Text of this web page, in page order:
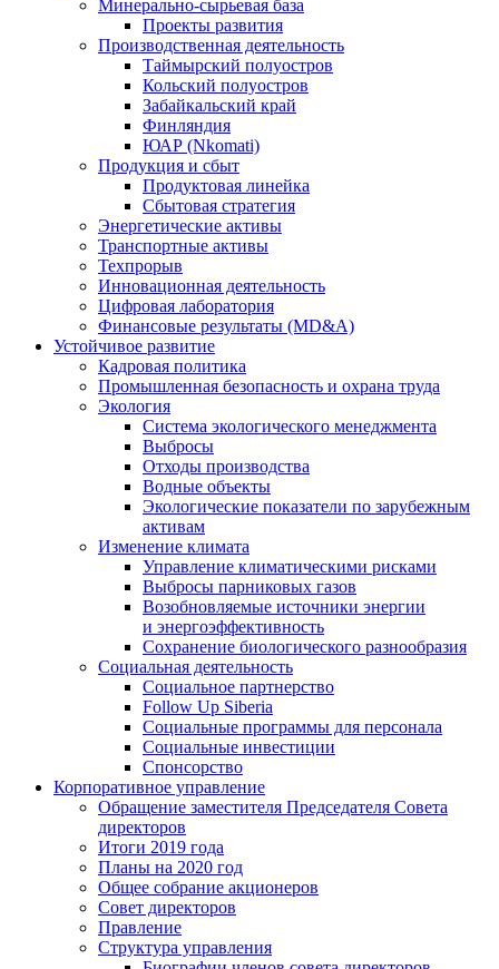
Минерально-сырьевая база
Проекты развития
Производственная деятельность
Таймырский полуостров
Кольский полуостров
Забайкальский край
Финляндия
ЮАР (Nkomati)
Продукция и сбыт
Продуктовая линейка
Сбытовая стратегия
Энергетические активы
Транспортные активы
Техпрорыв
Инновационная деятельность
Цифровая лаборатория
Финансовые результаты (MD&A)
Устойчивое развитие
Кадровая политика
Промышленная безопасность и охрана труда
Экология
Система экологического менеджмента
Выбросы
Отходы производства
Водные объекты
Экологические показатели по зарубежным
активам
Изменение климата
Управление климатическими рисками
Выбросы парниковых газов
Возобновляемые источники энергии
и энергоэффективность
Сохранение биологического разнообразия
Социальная деятельность
Социальное партнерство
Follow Up Siberia
Социальные программы для персонала
Социальные инвестиции
Спонсорство
Корпоративное управление
Обращение заместителя Председателя Совета
директоров
Итоги 2019 года
Планы на 2020 год
Общее собрание акционеров
Совет директоров
Правление
Структура управления